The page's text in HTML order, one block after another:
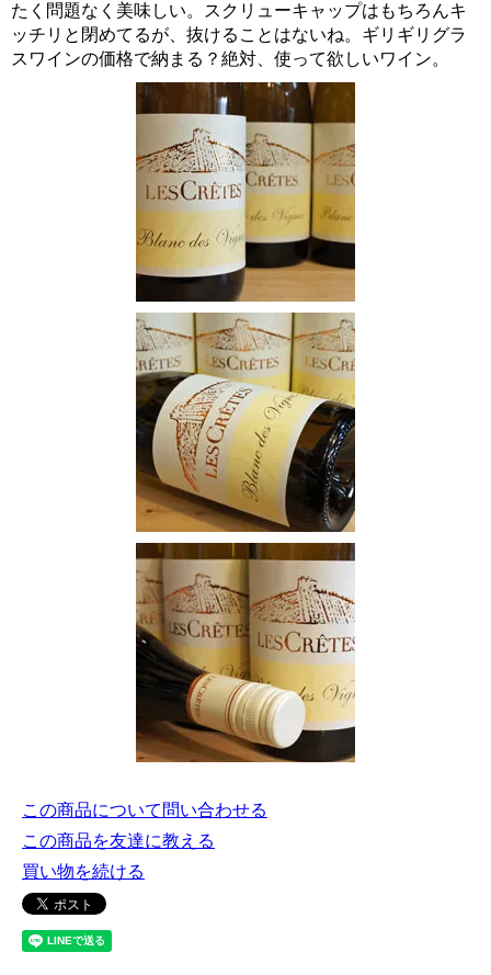
たく問題なく美味しい。スクリューキャップはもちろんキ
ッチリと閉めてるが、抜けることはないね。ギリギリグラ
スワインの価格で納まる？絶対、使って欲しいワイン。
この商品について問い合わせる
この商品を友達に教える
買い物を続ける